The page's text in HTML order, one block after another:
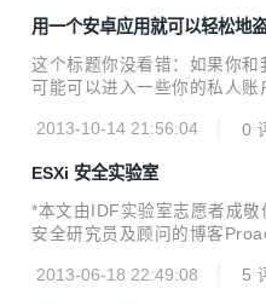
项目吉祥物。（摘自维基百
和11月1日前后) 发布一个官
会制作的一些艺术品和歌曲
主要资金来源。 2014年1月
度短缺的窘境公之于众。如果
用一个安卓应用就可以轻松地
自己吧
这个标题你没看错：如果你
可能可以进入一些你的私人
看，现在外面大多数网络都
PS，那么黑客就可以用
听起来挺邪恶的，但是它本身
其他人是如何盗窃你的信息的
仅只在你自己的设备和账户
2013-10-14 21:56:04 0
ESXi 安全实验室
*本文由IDF实验室志愿者成
安全研究员及顾问的博客
室。自从微软公司的Hyper-V
2013-06-18 22:49:08 5